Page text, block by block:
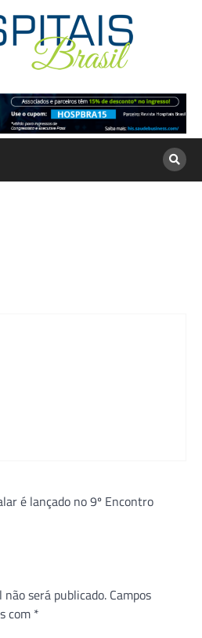
é lançado no 9º Encontro
será publicado. Campos
com *